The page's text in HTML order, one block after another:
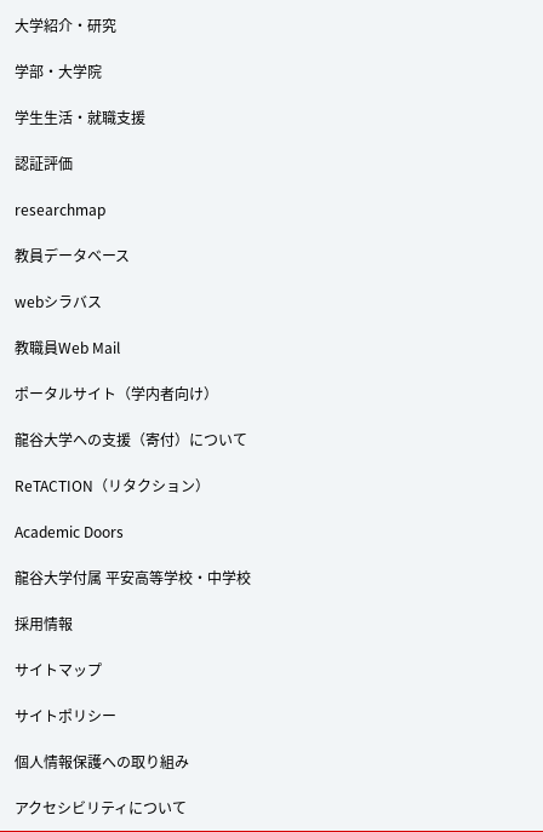
大学紹介・研究
学部・大学院
学生生活・就職支援
認証評価
researchmap
教員データベース
webシラバス
教職員Web Mail
ポータルサイト（学内者向け）
龍谷大学への支援（寄付）について
ReTACTION（リタクション）
Academic Doors
龍谷大学付属 平安高等学校・中学校
採用情報
サイトマップ
サイトポリシー
個人情報保護への取り組み
アクセシビリティについて